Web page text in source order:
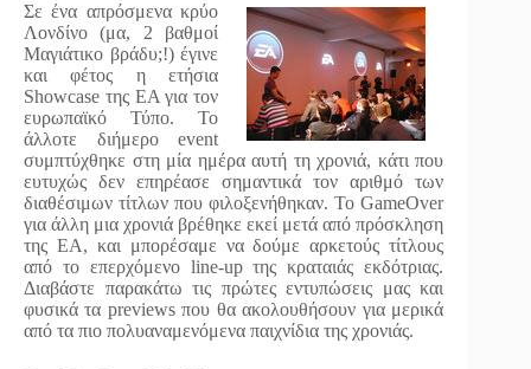
Σε ένα απρόσμενα κρύο
Λονδίνο (μα, 2 βαθμοί
Μαγιάτικο βράδυ;!) έγινε
και φέτος η ετήσια
Showcase της EA για τον
ευρωπαϊκό Τύπο. Το
άλλοτε διήμερο event
συμπτύχθηκε στη μία ημέρα αυτή τη χρονιά, κάτι που
ευτυχώς δεν επηρέασε σημαντικά τον αριθμό των
διαθέσιμων τίτλων που φιλοξενήθηκαν. Το GameOver
για άλλη μια χρονιά βρέθηκε εκεί μετά από πρόσκληση
της ΕΑ, και μπορέσαμε να δούμε αρκετούς τίτλους
από το επερχόμενο line-up της κραταιάς εκδότριας.
Διαβάστε παρακάτω τις πρώτες εντυπώσεις μας και
φυσικά τα previews που θα ακολουθήσουν για μερικά
από τα πιο πολυαναμενόμενα παιχνίδια της χρονιάς.